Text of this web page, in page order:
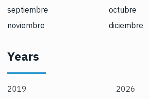
septiembre
octubre
noviembre
diciembre
Years
2019
2026